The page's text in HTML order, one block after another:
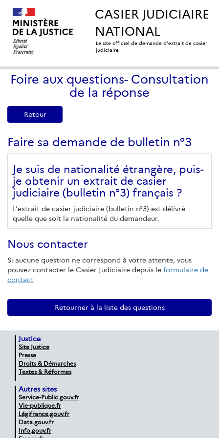
CASIER JUDICIAIRE
NATIONAL
Le site officiel de demande d'extrait de casier
judiciaire
Foire aux questions- Consultation
de la réponse
Retour
Faire sa demande de bulletin n°3
Je suis de nationalité étrangère, puis-
je obtenir un extrait de casier
judiciaire (bulletin n°3) français ?
L'extrait de casier judiciaire (bulletin n°3) est délivré
quelle que soit la nationalité du demandeur.
Nous contacter
Si aucune question ne correspond à votre attente, vous
pouvez contacter le Casier Judiciaire depuis le formulaire de
contact
Retourner à la liste des questions
Justice
Site Justice
Presse
Droits & Démarches
Textes & Réformes
Autres sites
Service-Public.gouv.fr
Vie-publique.fr
Légifrance.gouv.fr
Data.gouv.fr
Info.gouv.fr